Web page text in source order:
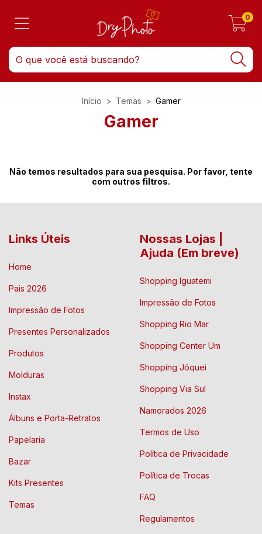
0
Início > Temas > Gamer
Gamer
Não temos resultados para sua pesquisa. Por favor, tente
com outros filtros.
Links Úteis
Home
Pais 2026
Impressão de Fotos
Presentes Personalizados
Produtos
Molduras
Instax
Álbuns e Porta-Retratos
Papelaria
Bazar
Kits Presentes
Temas
Nossas Lojas |
Ajuda (Em breve)
Shopping Iguatemi
Impressão de Fotos
Shopping Rio Mar
Shopping Center Um
Shopping Jóquei
Shopping Via Sul
Namorados 2026
Termos de Uso
Política de Privacidade
Política de Trocas
FAQ
Regulamentos